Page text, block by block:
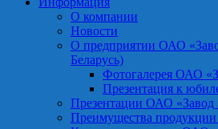
О компании
Новости
О предприятии ОАО
Беларусь)
Фотогалерея ОАО
Презентация к
Презентации ОАО «Завод
Преимущества